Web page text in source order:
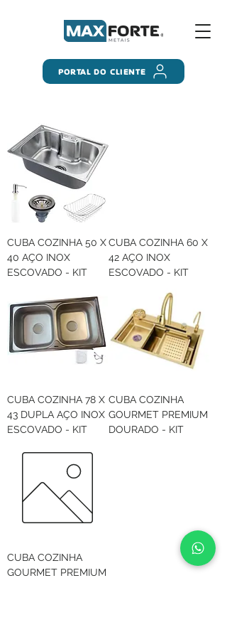
PORTAL DO CLIENTE
CUBA COZINHA 50 X
40 AÇO INOX
ESCOVADO - KIT
CUBA COZINHA 60 X
42 AÇO INOX
ESCOVADO - KIT
CUBA COZINHA 78 X
43 DUPLA AÇO INOX
ESCOVADO - KIT
CUBA COZINHA
GOURMET PREMIUM
DOURADO - KIT
CUBA COZINHA
GOURMET PREMIUM